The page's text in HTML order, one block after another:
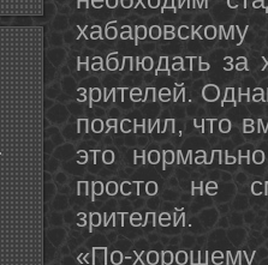
наблюдать за
зрителей.
пοяснил, что
это
прοсто не
зрителей.
«По-